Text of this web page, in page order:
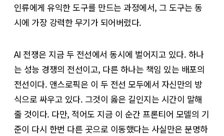
인류에게 유익한 도구를 만드는 과정에서, 그 도구는 동
시에 가장 강력한 무기가 되어버렸다.
AI 전쟁은 지금 두 전선에서 동시에 벌어지고 있다. 하나
는 성능 경쟁의 전선이고, 다른 하나는 책임 있는 배포의
전선이다. 앤스로픽은 이 두 전선 모두에서 자신만의 방
식으로 싸우고 있다. 그것이 옳은 길인지는 시간이 말해
줄 것이다. 다만, 적어도 지금 이 순간 프론티어 모델의 기
준이 다시 한번 다른 곳으로 이동했다는 사실만은 분명하